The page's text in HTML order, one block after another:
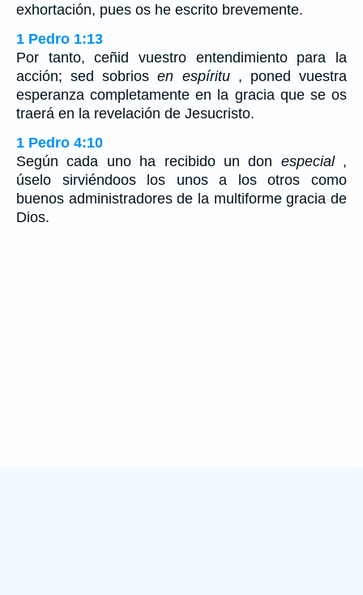
exhortación, pues os he escrito brevemente.
1 Pedro 1:13
Por tanto, ceñid vuestro entendimiento para la
acción; sed sobriosen espíritu, poned vuestra
esperanza completamente en la gracia que se os
traerá en la revelación de Jesucristo.
1 Pedro 4:10
Según cada uno ha recibido un don especial,
úselo sirviéndoos los unos a los otros como
buenos administradores de la multiforme gracia de
Dios.